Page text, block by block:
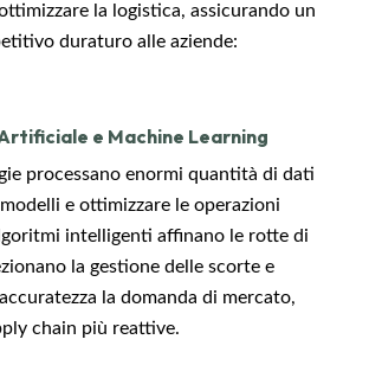
la logistica, assicurando un
duraturo alle aziende:
e Machine Learning
processano enormi quantità di dati
e ottimizzare le operazioni
intelligenti affinano le rotte di
la gestione delle scorte e
la domanda di mercato,
chain più reattive.